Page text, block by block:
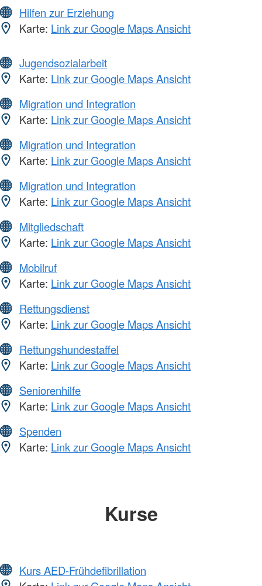
Hilfen zur Erziehung
Karte: Link zur Google Maps Ansicht
Jugendsozialarbeit
Karte: Link zur Google Maps Ansicht
Migration und Integration
Karte: Link zur Google Maps Ansicht
Migration und Integration
Karte: Link zur Google Maps Ansicht
Migration und Integration
Karte: Link zur Google Maps Ansicht
Mitgliedschaft
Karte: Link zur Google Maps Ansicht
Mobilruf
Karte: Link zur Google Maps Ansicht
Rettungsdienst
Karte: Link zur Google Maps Ansicht
Rettungshundestaffel
Karte: Link zur Google Maps Ansicht
Seniorenhilfe
Karte: Link zur Google Maps Ansicht
Spenden
Karte: Link zur Google Maps Ansicht
Kurse
Kurs AED-Frühdefibrillation